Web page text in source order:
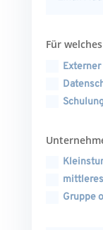
Für
Gruppe